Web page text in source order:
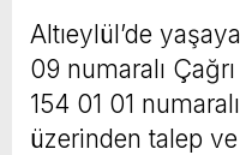
Altıeylül’de
09 numaralı
154 01 01
üzerinden talep